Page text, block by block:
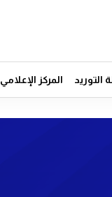
المركز الإعلامي